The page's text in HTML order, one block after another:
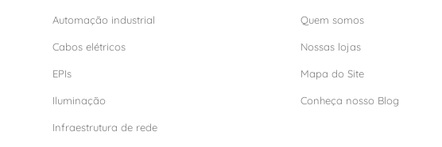
Automação industrial
Cabos elétricos
EPIs
Iluminação
Infraestrutura de rede
Quem somos
Nossas lojas
Mapa do Site
Conheça nosso Blog